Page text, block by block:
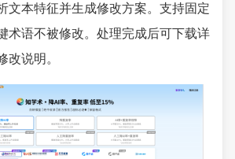
文本特征并生成修改方案。支持固定
术语不被修改。处理完成后可下载详
改说明。